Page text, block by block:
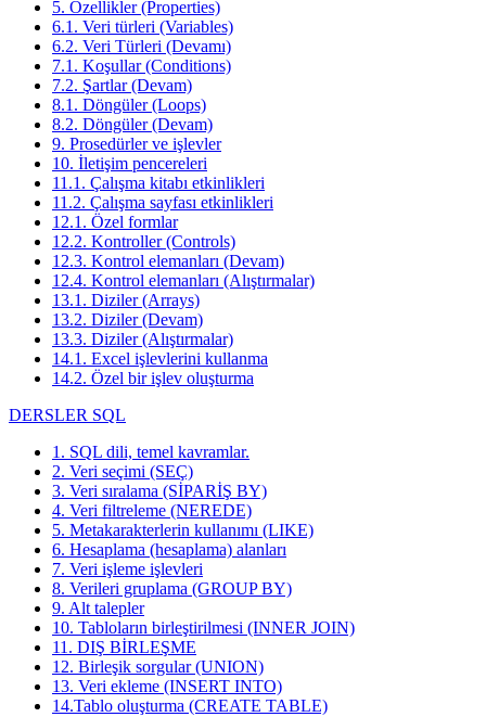
5. Özellikler (Properties)
6.1. Veri türleri (Variables)
6.2. Veri Türleri (Devamı)
7.1. Koşullar (Conditions)
7.2. Şartlar (Devam)
8.1. Döngüler (Loops)
8.2. Döngüler (Devam)
9. Prosedürler ve işlevler
10. İletişim pencereleri
11.1. Çalışma kitabı etkinlikleri
11.2. Çalışma sayfası etkinlikleri
12.1. Özel formlar
12.2. Kontroller (Controls)
12.3. Kontrol elemanları (Devam)
12.4. Kontrol elemanları (Alıştırmalar)
13.1. Diziler (Arrays)
13.2. Diziler (Devam)
13.3. Diziler (Alıştırmalar)
14.1. Excel işlevlerini kullanma
14.2. Özel bir işlev oluşturma
DERSLER SQL
1. SQL dili, temel kavramlar.
2. Veri seçimi (SEÇ)
3. Veri sıralama (SİPARİŞ BY)
4. Veri filtreleme (NEREDE)
5. Metakarakterlerin kullanımı (LIKE)
6. Hesaplama (hesaplama) alanları
7. Veri işleme işlevleri
8. Verileri gruplama (GROUP BY)
9. Alt talepler
10. Tabloların birleştirilmesi (INNER JOIN)
11. DIŞ BİRLEŞME
12. Birleşik sorgular (UNION)
13. Veri ekleme (INSERT INTO)
14.Tablo oluşturma (CREATE TABLE)